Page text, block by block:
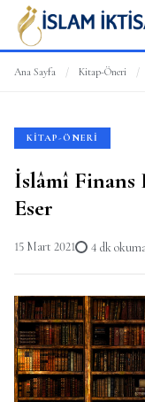
Ana Sayfa / Kitap-Öneri /
KITAP-ÖNERI
İslâmî
Eser
15 Mart 2021 4 dk